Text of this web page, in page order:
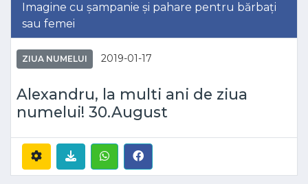
Imagine cu șampanie și pahare pentru bărbați
sau femei
ZIUA NUMELUI 2019-01-17
Alexandru, la multi ani de ziua
numelui! 30.August